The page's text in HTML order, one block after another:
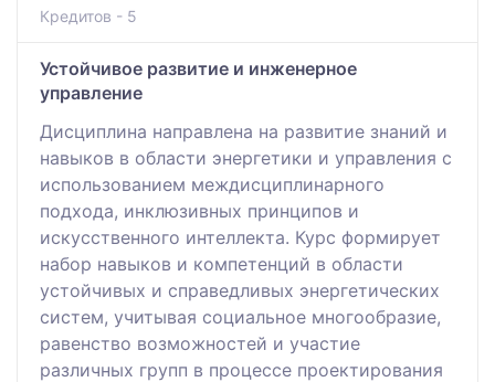
Кредитов - 5
Устойчивое развитие и инженерное
управление
Дисциплина направлена на развитие знаний и
навыков в области энергетики и управления с
использованием междисциплинарного
подхода, инклюзивных принципов и
искусственного интеллекта. Курс формирует
набор навыков и компетенций в области
устойчивых и справедливых энергетических
систем, учитывая социальное многообразие,
равенство возможностей и участие
различных групп в процессе проектирования